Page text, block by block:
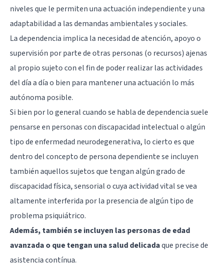
niveles que le permiten una actuación independiente y una
adaptabilidad a las demandas ambientales y sociales.
La dependencia implica la necesidad de atención, apoyo o
supervisión por parte de otras personas (o recursos) ajenas
al propio sujeto con el fin de poder realizar las actividades
del día a día o bien para mantener una actuación lo más
autónoma posible.
Si bien por lo general cuando se habla de dependencia suele
pensarse en personas con discapacidad intelectual o algún
tipo de enfermedad neurodegenerativa, lo cierto es que
dentro del concepto de persona dependiente se incluyen
también aquellos sujetos que tengan algún grado de
discapacidad física, sensorial o cuya actividad vital se vea
altamente interferida por la presencia de algún tipo de
problema psiquiátrico.
Además, también se incluyen las personas de edad
avanzada o que tengan una salud delicadaque precise de
asistencia contínua.